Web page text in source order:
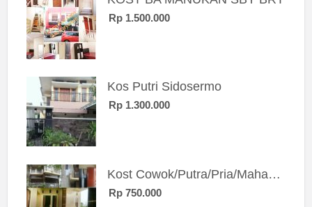
Rp 1.500.000
Kos Putri Sidosermo
Rp 1.300.000
Kost Cowok/Putra/Pria/Mahasiswa/Karyawan SIngle eksklusif bangunan baru
Rp 750.000